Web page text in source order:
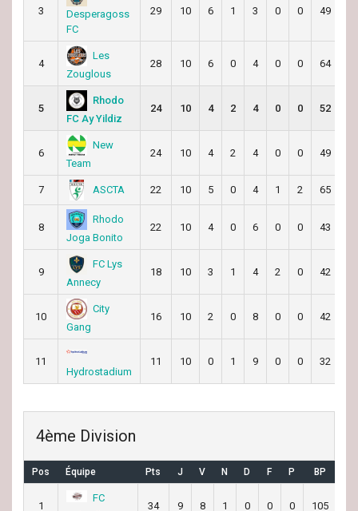
3
Desperagoss
FC
29 10 6 1 3 0 0 49
4
Les
Zouglous
28 10 6 0 4 0 0 64
5
Rhodo
FC Ay Yildiz
24 10 4 2 4 0 0 52
6
New
Team
24 10 4 2 4 0 0 49
7 ASCTA 22 10 5 0 4 1 2 65
8
Rhodo
Joga Bonito
22 10 4 0 6 0 0 43
9
FC Lys
Annecy
18 10 3 1 4 2 0 42
10
City
Gang
16 10 2 0 8 0 0 42
11
Hydrostadium
11 10 0 1 9 0 0 32
4ème Division
Pos Équipe Pts J V N D F P BP
1
FC
34 9 8 1 0 0 0 105